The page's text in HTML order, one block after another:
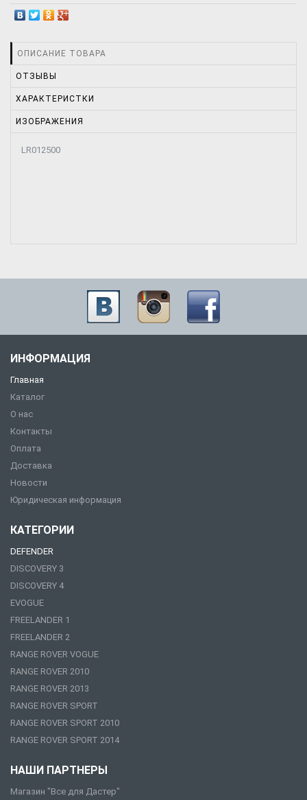
ОПИСАНИЕ ТОВАРА
ОТЗЫВЫ
ХАРАКТЕРИСТКИ
ИЗОБРАЖЕНИЯ
LR012500
ИНФОРМАЦИЯ
Главная
Каталог
О нас
Контакты
Оплата
Доставка
Новости
Юридическая информация
КАТЕГОРИИ
DEFENDER
DISCOVERY 3
DISCOVERY 4
EVOGUE
FREELANDER 1
FREELANDER 2
RANGE ROVER VOGUE
RANGE ROVER 2010
RANGE ROVER 2013
RANGE ROVER SPORT
RANGE ROVER SPORT 2010
RANGE ROVER SPORT 2014
НАШИ ПАРТНЕРЫ
Магазин "Все для Дастер"